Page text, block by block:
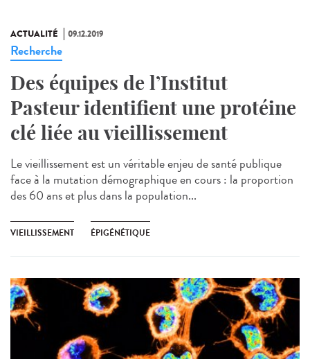
ACTUALITÉ 09.12.2019
Recherche
Des équipes de l’Institut
Pasteur identifient une protéine
clé liée au vieillissement
Le vieillissement est un véritable enjeu de santé publique
face à la mutation démographique en cours : la proportion
des 60 ans et plus dans la population...
VIEILLISSEMENT ÉPIGÉNÉTIQUE